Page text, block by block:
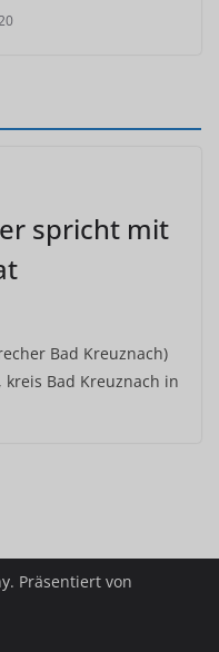
spricht mit
Bad Kreuznach)
Bad Kreuznach in
. Präsentiert von